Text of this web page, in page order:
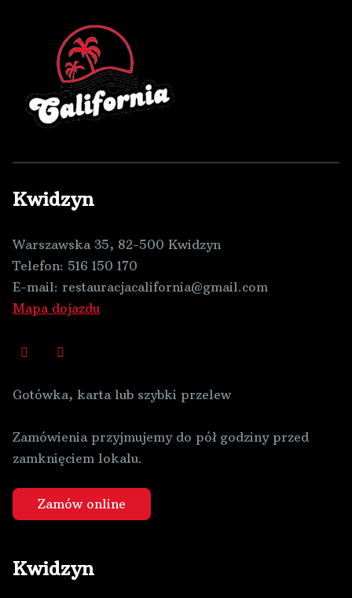
Kwidzyn
Warszawska 35, 82-500 Kwidzyn
Telefon: 516 150 170
E-mail: restauracjacalifornia@gmail.com
Mapa dojazdu
Gotówka, karta lub szybki przelew
Zamówienia przyjmujemy do pół godziny przed
zamknięciem lokalu.
Zamów online
Kwidzyn